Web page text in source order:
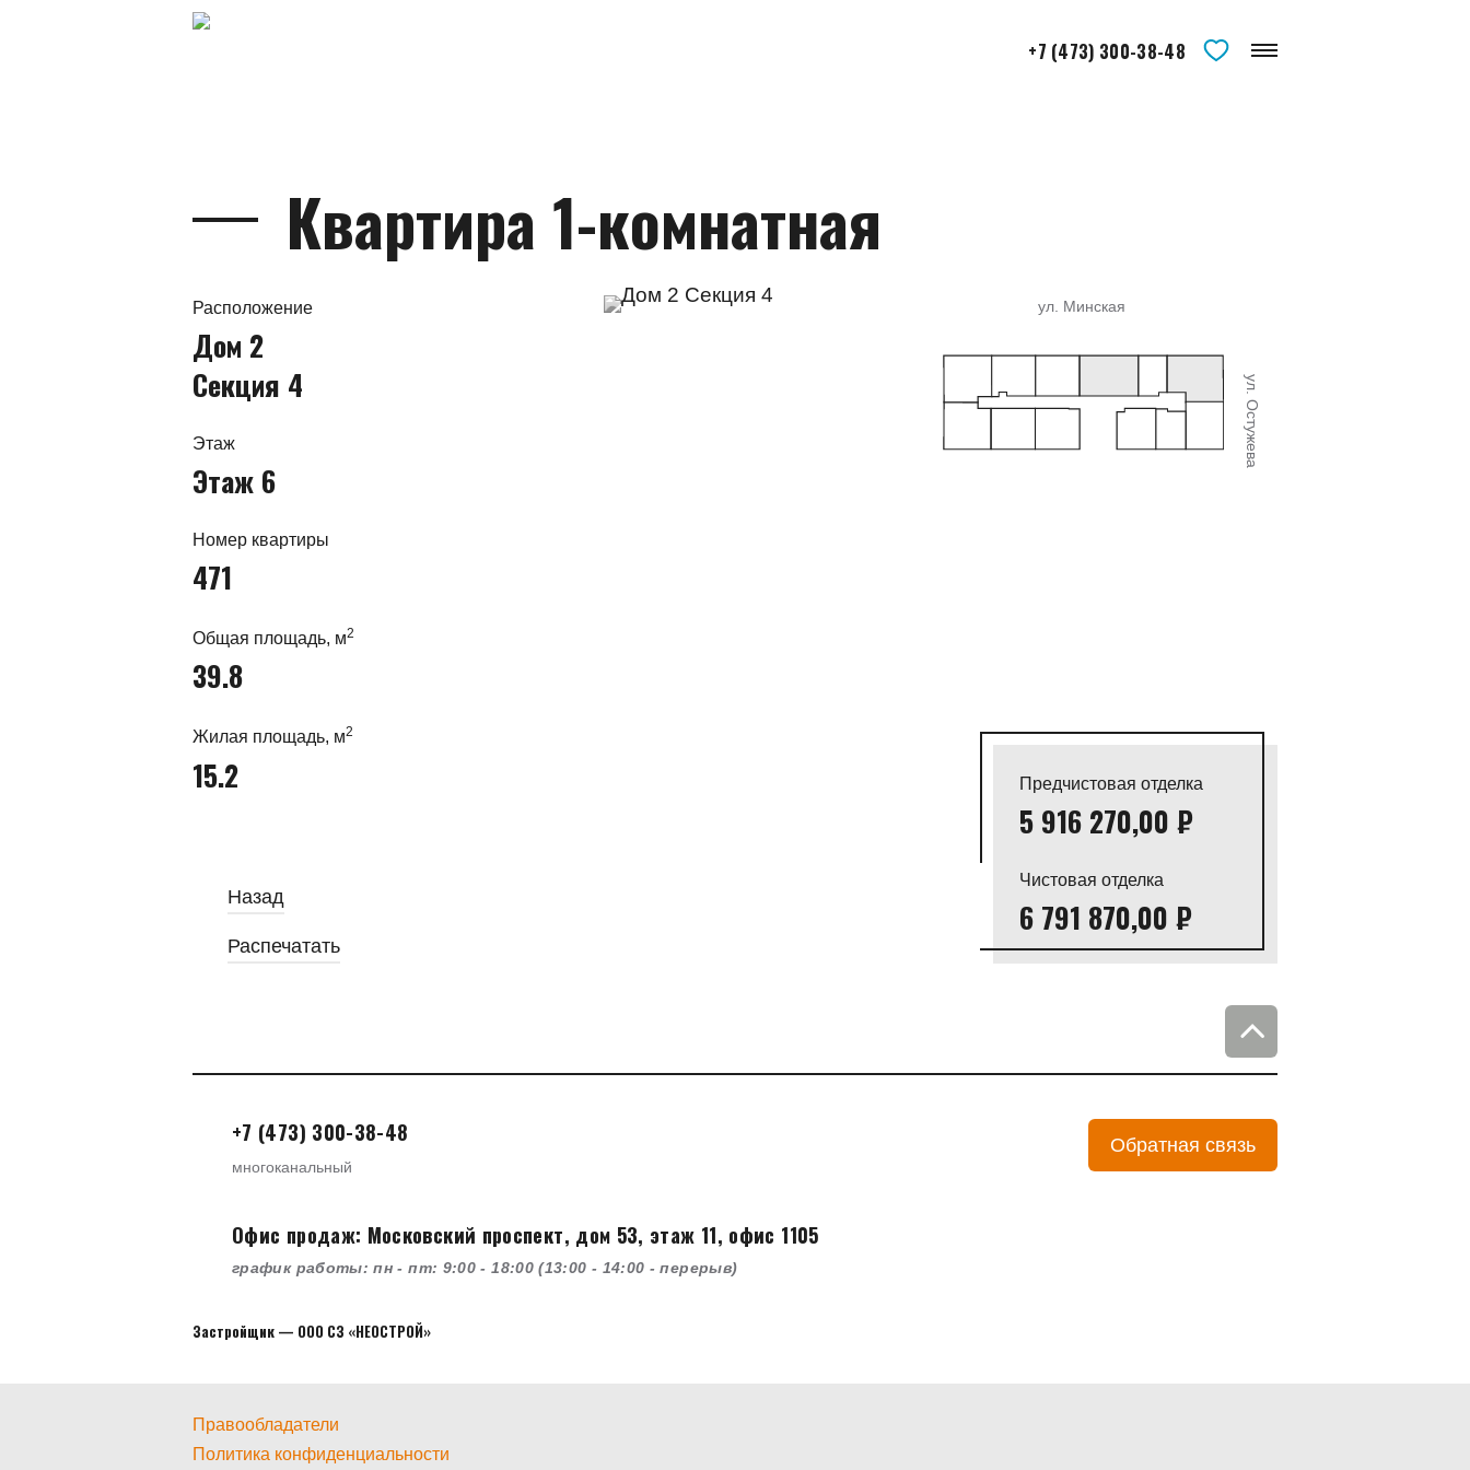
+7 (473) 300-38-48
Квартира 1-комнатная
Расположение
Дом 2
Секция 4
Этаж
Этаж 6
Номер квартиры
471
Общая площадь, м2
39.8
Жилая площадь, м2
15.2
Назад
Распечатать
ул. Минская
ул. Остужева
Предчистовая отделка
5 916 270,00 ₽
Чистовая отделка
6 791 870,00 ₽
+7 (473) 300-38-48
многоканальный
Офис продаж: Московский проспект, дом 53, этаж 11, офис 1105
график работы: пн - пт: 9:00 - 18:00 (13:00 - 14:00 - перерыв)
Застройщик — ООО СЗ «НЕОСТРОЙ»
Обратная связь
Правообладатели
Политика конфиденциальности